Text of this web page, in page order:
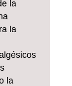
la
la
la